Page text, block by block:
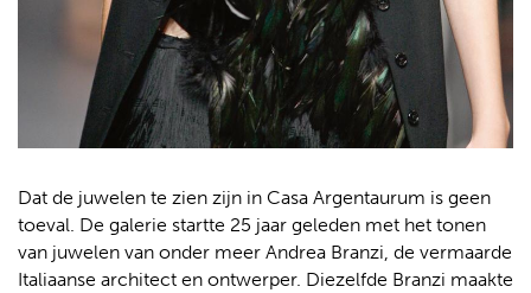
Dat de juwelen te zien zijn in Casa Argentaurum is geen
toeval. De galerie startte 25 jaar geleden met het tonen
van juwelen van onder meer Andrea Branzi, de vermaarde
Italiaanse architect en ontwerper. Diezelfde Branzi maakte